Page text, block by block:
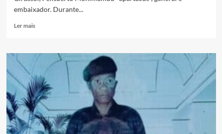
embaixador. Durante...
Ler maisLeia
Faleceu
general
FELISBERTO
MONIMAMBU
(COMANDANTE
SPARTACUS)